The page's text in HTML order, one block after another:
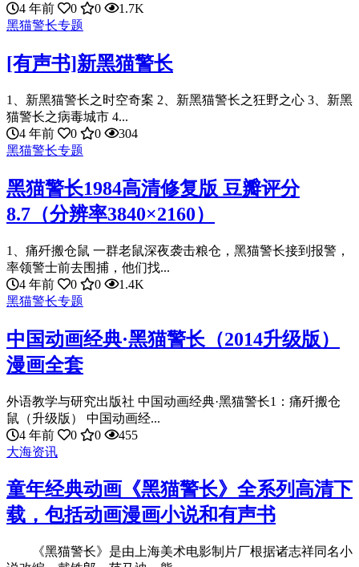
4 年前
0 0
1.7K
黑猫警长专题
[有声书]新黑猫警长
1、新黑猫警长之时空奇案 2、新黑猫警长之狂野之心 3、新黑
猫警长之病毒城市 4...
4 年前
0 0
304
黑猫警长专题
黑猫警长1984高清修复版 豆瓣评分
8.7（分辨率3840×2160）
1、痛歼搬仓鼠 一群老鼠深夜袭击粮仓，黑猫警长接到报警，
率领警士前去围捕，他们找...
4 年前
0 0
1.4K
黑猫警长专题
中国动画经典·黑猫警长（2014升级版）
漫画全套
外语教学与研究出版社 中国动画经典·黑猫警长1：痛歼搬仓
鼠（升级版） 中国动画经...
4 年前
0 0
455
大海资讯
童年经典动画《黑猫警长》全系列高清下
载，包括动画漫画小说和有声书
《黑猫警长》是由上海美术电影制片厂根据诸志祥同名小